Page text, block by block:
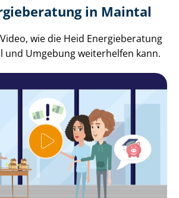
in Maintal
wie die Heid Energieberatung
und Umgebung weiterhelfen kann.